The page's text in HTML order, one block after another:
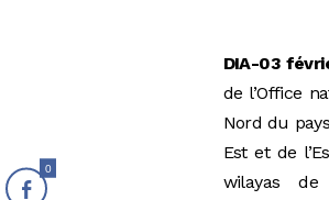
DIA-03
de l’Office
Nord du
Est et de
wilayas
0